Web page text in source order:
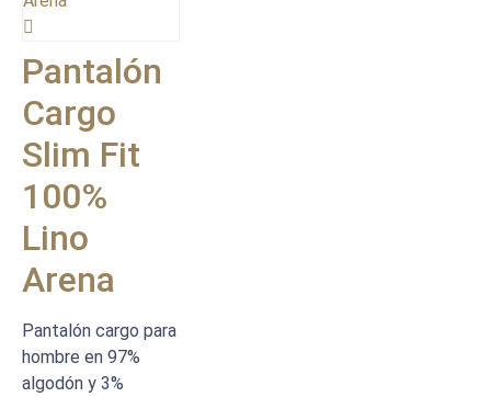
Pantalón
Cargo
Slim Fit
100%
Lino
Arena
Pantalón cargo para
hombre en 97%
algodón y 3%